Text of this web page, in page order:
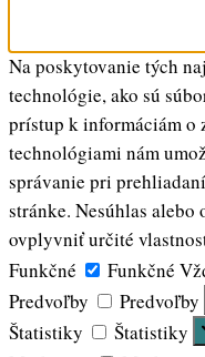
Na poskytovanie tých
technológie, ako sú
prístup k informáciám o
technológiami nám
správanie pri
stránke. Nesúhlas
ovplyvniť určité
Funkčné
Funkčné
Predvoľby
Predvoľby
Štatistiky
Štatistiky